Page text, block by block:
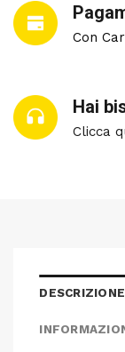
Con
Hai
Clicca
DESCRIZIONE